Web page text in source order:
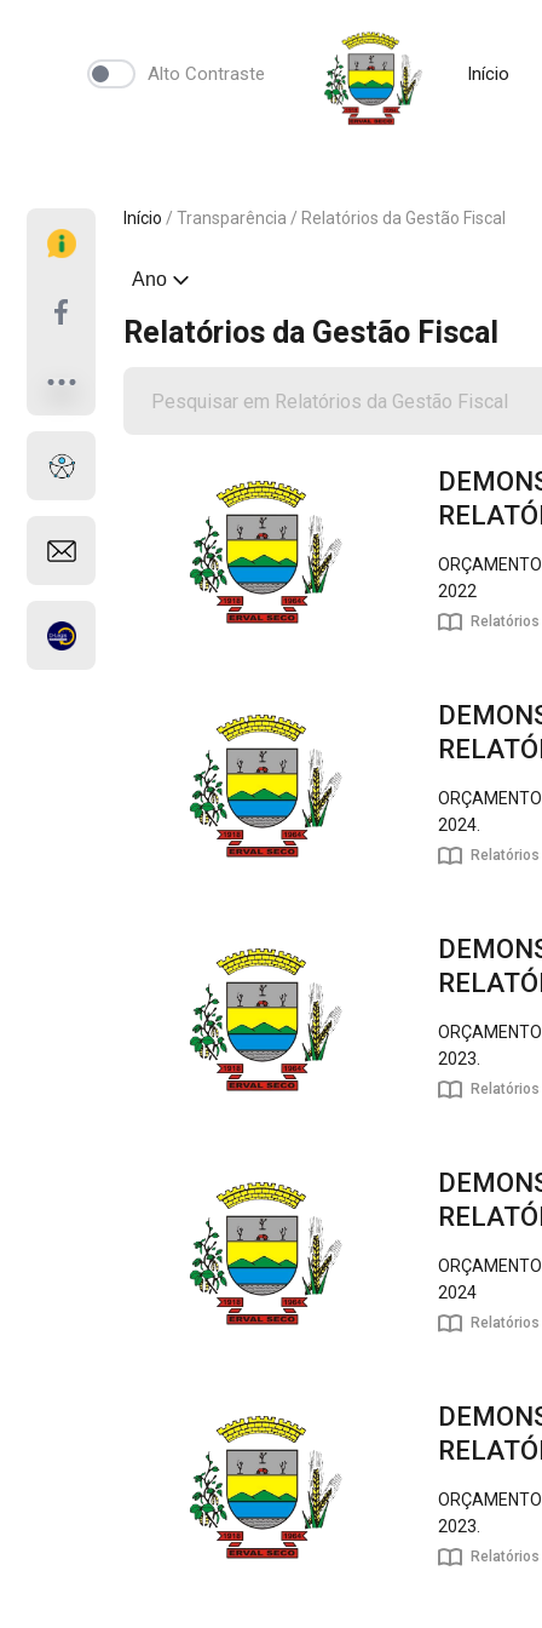
Alto Contraste Início
Início / Transparência / Relatórios da Gestão Fiscal
Relatórios da Gestão Fiscal
2022
2024.
2023.
2024
2023.